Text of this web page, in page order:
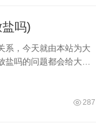
吗)
系，今天就由本站为大
吗的问题都会给大家
的水分排出，若食材是
287